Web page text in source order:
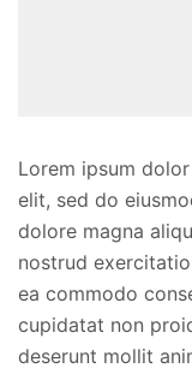
Lorem ipsum
elit, sed do
dolore magna
nostrud
ea commodo
cupidatat non
deserunt mollit